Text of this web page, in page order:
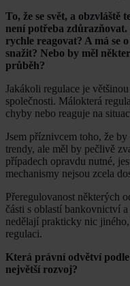
To, že se svět, a
není potřeba
rychle reagovat? A má se
snažit? Nebo by měl
průběh?
Jakákoli regulace je
společnosti. Málokterá
chyby nebo reaguje na
Jsem příznivcem toho, že
trendy, ale měl by pečlivě
případech opravdu nutné,
mechanismy nejsou zcela
Přeregulovanost některých
části s oblastí bankovnictví
nedělají prakticky nic
regulaci.
Která právní odvětví
největší rozvoj?